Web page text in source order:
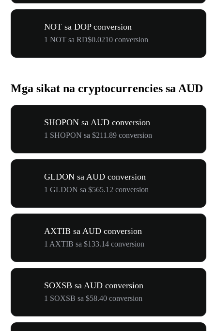
NOT sa DOP conversion
1 NOT sa RD$0.0210 conversion
Mga sikat na cryptocurrencies sa AUD
SHOPON sa AUD conversion
1 SHOPON sa $211.89 conversion
GLDON sa AUD conversion
1 GLDON sa $565.12 conversion
AXTIB sa AUD conversion
1 AXTIB sa $133.14 conversion
SOXSB sa AUD conversion
1 SOXSB sa $58.40 conversion